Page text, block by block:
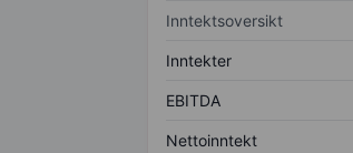
Inntektsoversikt
Inntekter
EBITDA
Nettoinntekt